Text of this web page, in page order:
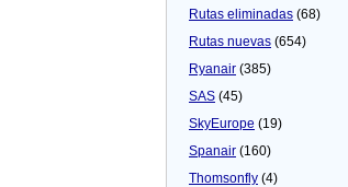
Rutas eliminadas (68)
Rutas nuevas (654)
Ryanair (385)
SAS (45)
SkyEurope (19)
Spanair (160)
Thomsonfly (4)